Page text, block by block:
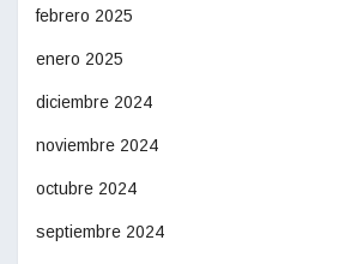
febrero 2025
enero 2025
diciembre 2024
noviembre 2024
octubre 2024
septiembre 2024